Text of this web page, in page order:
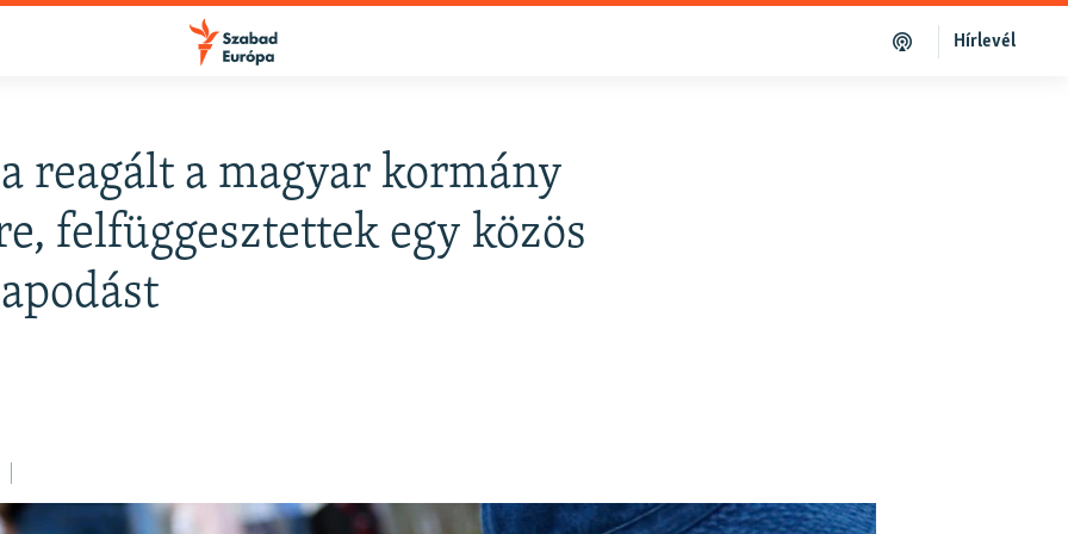
Hírlevél
reagált a magyar kormány
felfüggesztettek egy közös
FELIRATKOZÁS